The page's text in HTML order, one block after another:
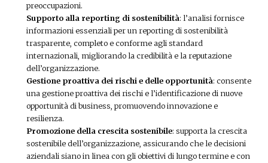
preoccupazioni.
Supporto alla reporting di sostenibilità: l’analisi fornisce
informazioni essenziali per un reporting di sostenibilità
trasparente, completo e conforme agli standard
internazionali, migliorando la credibilità e la reputazione
dell’organizzazione.
Gestione proattiva dei rischi e delle opportunità: consente
una gestione proattiva dei rischi e l’identificazione di nuove
opportunità di business, promuovendo innovazione e
resilienza.
Promozione della crescita sostenibile: supporta la crescita
sostenibile dell’organizzazione, assicurando che le decisioni
aziendali siano in linea con gli obiettivi di lungo termine e con